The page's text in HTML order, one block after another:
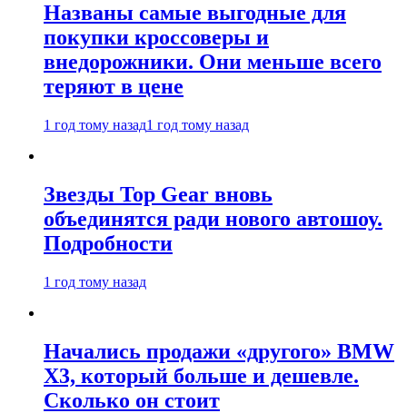
Названы самые выгодные для
покупки кроссоверы и
внедорожники. Они меньше всего
теряют в цене
1 год тому назад1 год тому назад
Звезды Top Gear вновь
объединятся ради нового автошоу.
Подробности
1 год тому назад
Начались продажи «другого» BMW
X3, который больше и дешевле.
Сколько он стоит